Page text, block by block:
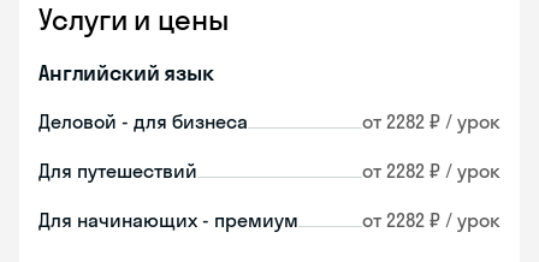
Услуги и цены
Английский язык
Деловой - для бизнеса от 2282 ₽ / урок
Для путешествий от 2282 ₽ / урок
Для начинающих - премиум от 2282 ₽ / урок